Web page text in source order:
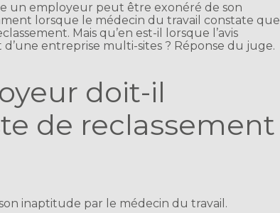
un employeur peut être exonéré de son
lorsque le médecin du travail constate que
Mais qu’en est-il lorsque l’avis
entreprise multi-sites ? Réponse du juge.
doit-il
de reclassement
inaptitude par le médecin du travail.